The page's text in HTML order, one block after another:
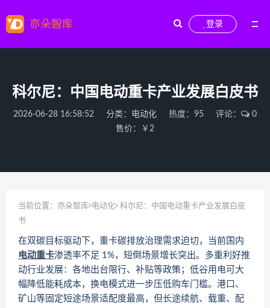
登录
科尔尼：中国电动重卡产业发展白皮书
2026-06-28 16:58:52 分类： 电动化 热度：95 评论：
0
售价：￥2
当前位置： 亦朵智库 电动化
科尔尼：中国电动重卡产业发展白皮
书
在双碳目标驱动下，重卡碳排放治理需求迫切，当前国内
电动重卡渗透率不足 1%，短倒场景增长突出。多重利好推
动行业发展：各地出台限行、补贴等政策；低谷用电可大
幅降低能耗成本，换电模式进一步压低购车门槛。港口、
矿山等固定短途场景适配度最高，但长途续航、载重、配